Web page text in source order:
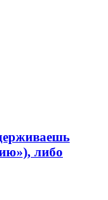
либо